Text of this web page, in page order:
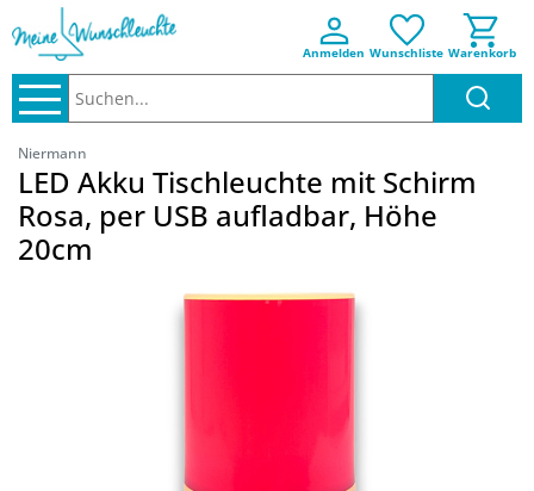
Anmelden Wunschliste Warenkorb
Niermann
LED Akku Tischleuchte mit Schirm
Rosa, per USB aufladbar, Höhe
20cm